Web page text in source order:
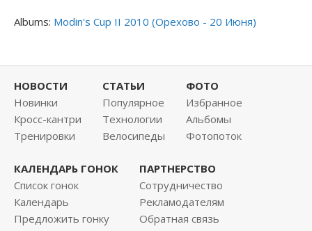
Albums: Modin's Cup II 2010 (Орехово - 20 Июня)
НОВОСТИ
Новинки
Кросс-кантри
Тренировки
СТАТЬИ
Популярное
Технологии
Велосипеды
ФОТО
Избранное
Альбомы
Фотопоток
КАЛЕНДАРЬ ГОНОК
Список гонок
Календарь
Предложить гонку
ПАРТНЕРСТВО
Сотрудничество
Рекламодателям
Обратная связь